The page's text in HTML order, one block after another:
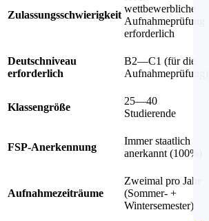
Zulassungsschwierigkeit
wettbewerbliche
Aufnahmeprüfung
erforderlich
Deutschniveau
erforderlich
B2—C1 (für die
Aufnahmeprüfung)
Klassengröße
25—40
Studierende
FSP-Anerkennung
Immer staatlich
anerkannt (100%)
Aufnahmezeiträume
Zweimal pro Jahr
(Sommer- +
Wintersemester)